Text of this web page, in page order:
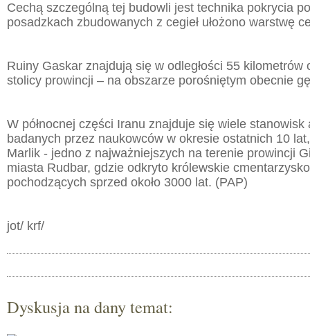
Cechą szczególną tej budowli jest technika pokrycia
posadzkach zbudowanych z cegieł ułożono warstwę
Ruiny Gaskar znajdują się w odległości 55 kilometrów
stolicy prowincji – na obszarze porośniętym obecnie
W północnej części Iranu znajduje się wiele
badanych przez naukowców w okresie ostatnich 10
Marlik - jedno z najważniejszych na terenie prowincji
miasta Rudbar, gdzie odkryto królewskie
pochodzących sprzed około 3000 lat. (PAP)
jot/ krf/
Dyskusja na dany temat: